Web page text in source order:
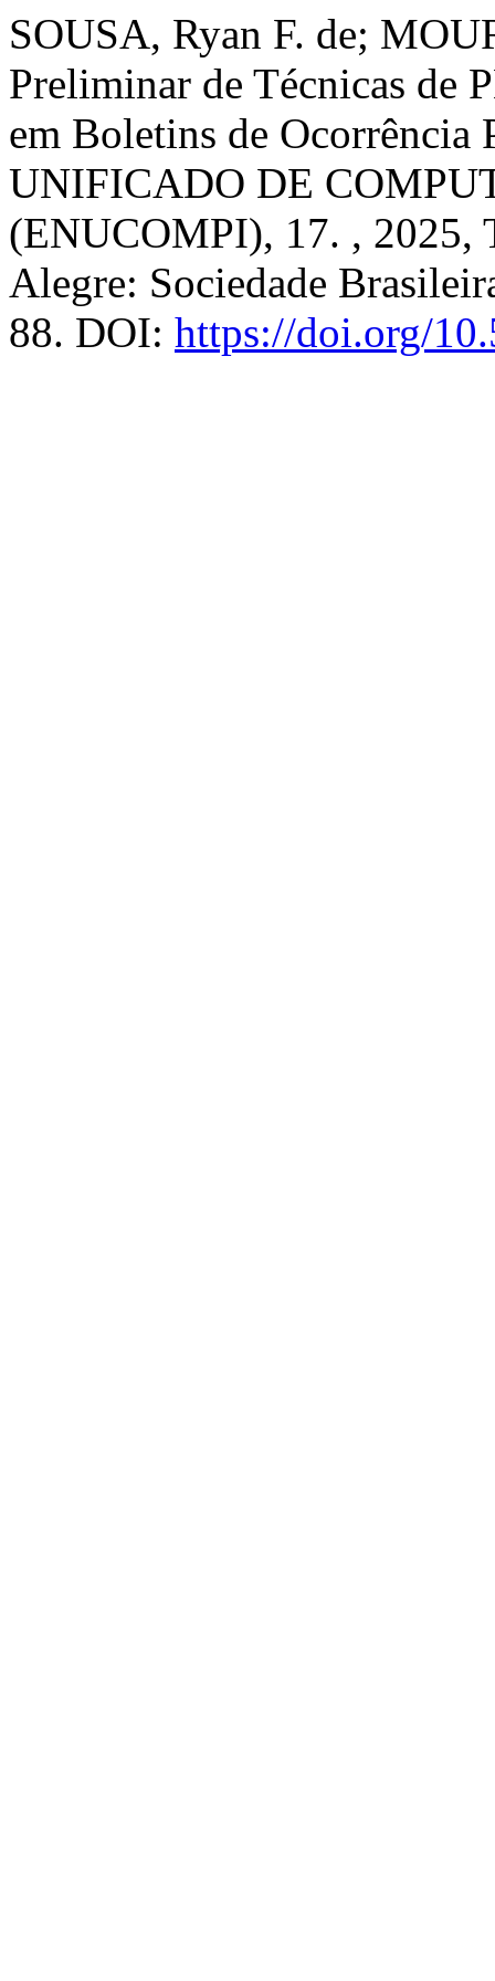
SOUSA, Ryan F. de;
Preliminar de Técnicas de
em Boletins de
UNIFICADO DE
(ENUCOMPI), 17. , 2025,
Alegre: Sociedade
88. DOI: https://doi.org/